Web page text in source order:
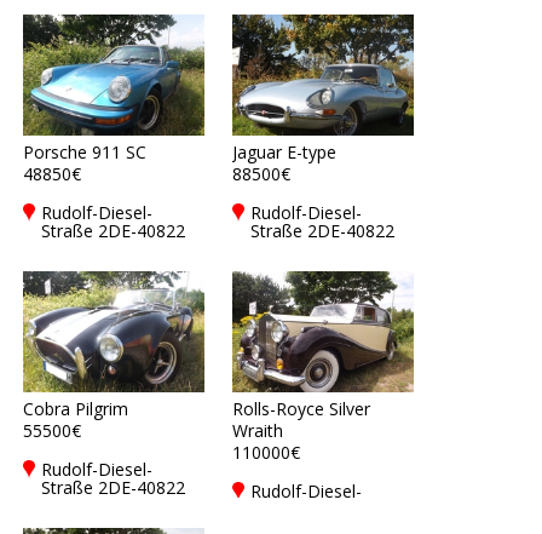
Porsche 911 SC
48850€
Rudolf-Diesel-
Straße 2DE-40822
Jaguar E-type
88500€
Rudolf-Diesel-
Straße 2DE-40822
Cobra Pilgrim
55500€
Rudolf-Diesel-
Straße 2DE-40822
Rolls-Royce Silver
Wraith
110000€
Rudolf-Diesel-